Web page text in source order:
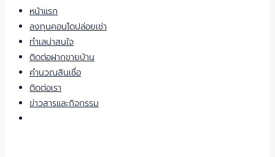
หน้าแรก
ลงทุนคอนโดปล่อยเช่า
ทำเลน่าสนใจ
ติดต่อฝากขายบ้าน
คำนวณสินเชื่อ
ติดต่อเรา
ข่าวสารและกิจกรรม